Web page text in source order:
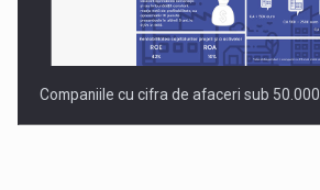
Companiile cu cifra de afaceri sub